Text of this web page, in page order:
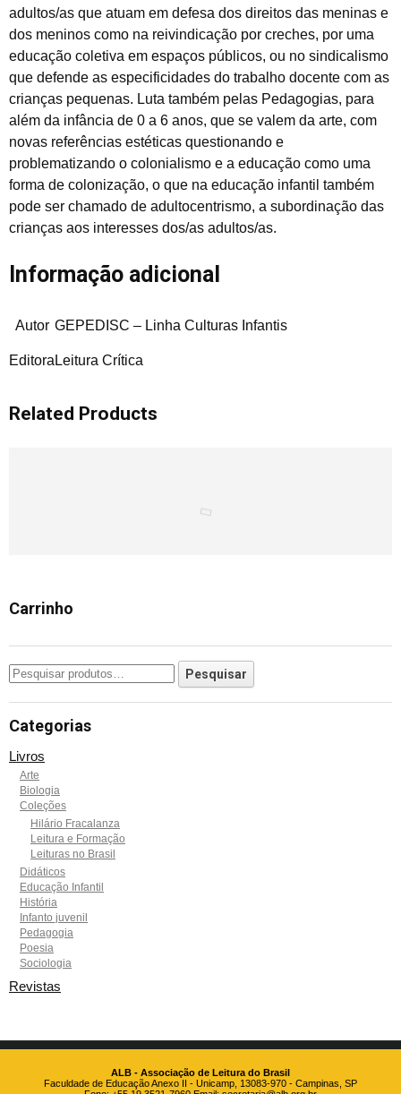
adultos/as que atuam em defesa dos direitos das meninas e
dos meninos como na reivindicação por creches, por uma
educação coletiva em espaços públicos, ou no sindicalismo
que defende as especificidades do trabalho docente com as
crianças pequenas. Luta também pelas Pedagogias, para
além da infância de 0 a 6 anos, que se valem da arte, com
novas referências estéticas questionando e
problematizando o colonialismo e a educação como uma
forma de colonização, o que na educação infantil também
pode ser chamado de adultocentrismo, a subordinação das
crianças aos interesses dos/as adultos/as.
Informação adicional
Autor GEPEDISC – Linha Culturas Infantis
Editora Leitura Crítica
Related Products
Carrinho
Categorias
Livros
Arte
Biologia
Coleções
Hilário Fracalanza
Leitura e Formação
Leituras no Brasil
Didáticos
Educação Infantil
História
Infanto juvenil
Pedagogia
Poesia
Sociologia
Revistas
ALB - Associação de Leitura do Brasil
Faculdade de Educação Anexo II - Unicamp, 13083-970 - Campinas, SP